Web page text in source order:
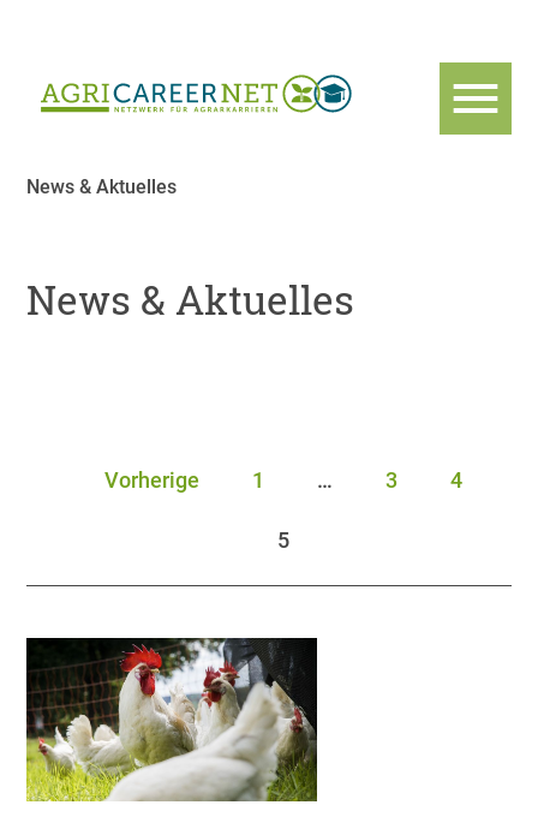
News & Aktuelles
News & Aktuelles
Vorherige 1 … 3 4
5